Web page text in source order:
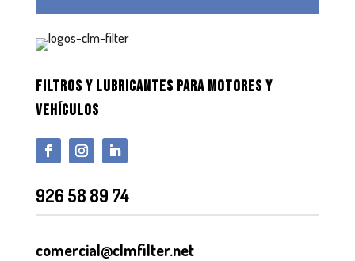
FILTROS Y LUBRICANTES PARA MOTORES Y
VEHÍCULOS
926 58 89 74
comercial@clmfilter.net